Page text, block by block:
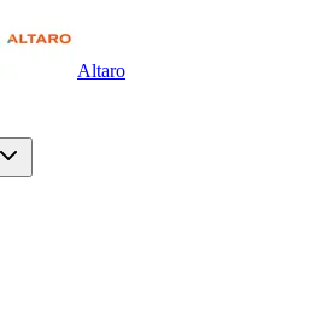
Altaro